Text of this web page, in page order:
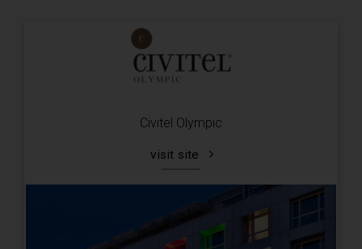
Civitel Olympic
visit site